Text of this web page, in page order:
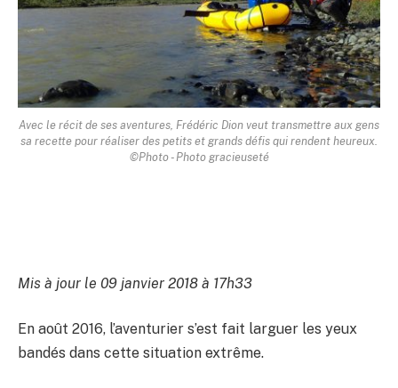
Avec le récit de ses aventures, Frédéric Dion veut transmettre aux gens
sa recette pour réaliser des petits et grands défis qui rendent heureux.
©Photo - Photo gracieuseté
Mis à jour le 09 janvier 2018 à 17h33
En août 2016, l’aventurier s’est fait larguer les yeux
bandés dans cette situation extrême.